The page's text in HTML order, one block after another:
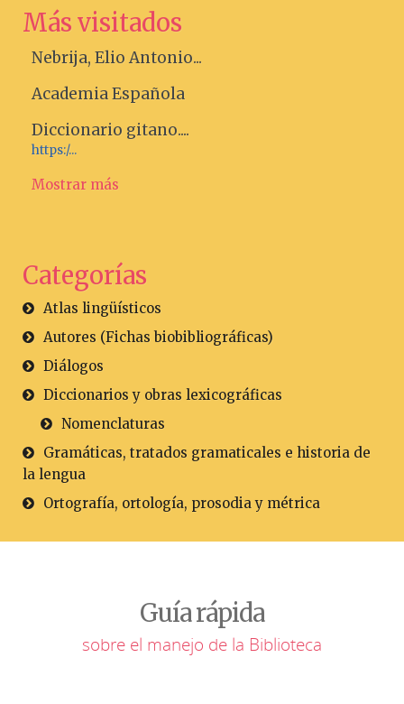
Más visitados
Nebrija, Elio Antonio...
Academia Española
Diccionario gitano....
https:/...
Mostrar más
Categorías
Atlas lingüísticos
Autores (Fichas biobibliográficas)
Diálogos
Diccionarios y obras lexicográficas
Nomenclaturas
Gramáticas, tratados gramaticales e historia de
la lengua
Ortografía, ortología, prosodia y métrica
Guía rápida
sobre el manejo de la Biblioteca